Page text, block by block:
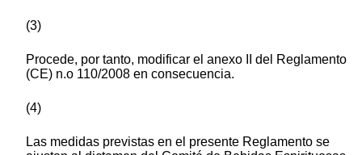
(3)
Procede, por tanto, modificar el anexo II del Reglamento
(CE) n.o 110/2008 en consecuencia.
(4)
Las medidas previstas en el presente Reglamento se